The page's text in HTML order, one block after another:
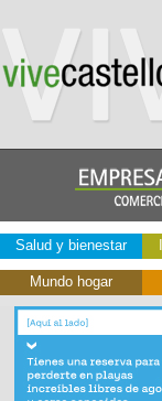
Salud y bienestar
Mundo hogar